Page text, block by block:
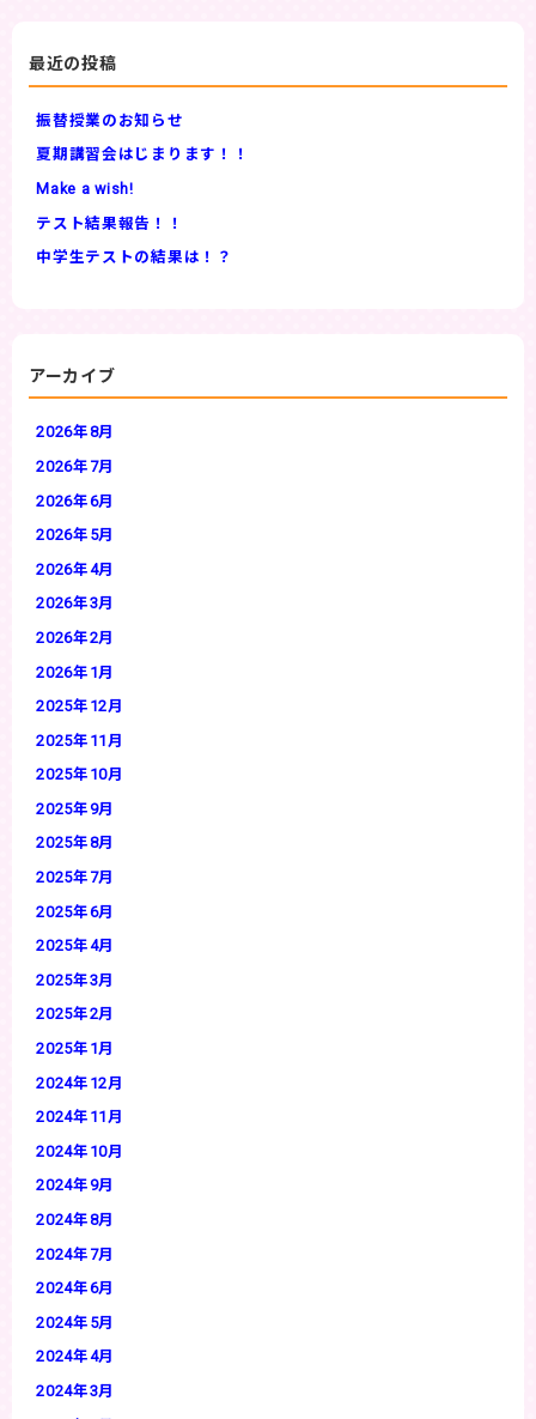
最近の投稿
振替授業のお知らせ
夏期講習会はじまります！！
Make a wish!
テスト結果報告！！
中学生テストの結果は！？
アーカイブ
2026年8月
2026年7月
2026年6月
2026年5月
2026年4月
2026年3月
2026年2月
2026年1月
2025年12月
2025年11月
2025年10月
2025年9月
2025年8月
2025年7月
2025年6月
2025年4月
2025年3月
2025年2月
2025年1月
2024年12月
2024年11月
2024年10月
2024年9月
2024年8月
2024年7月
2024年6月
2024年5月
2024年4月
2024年3月